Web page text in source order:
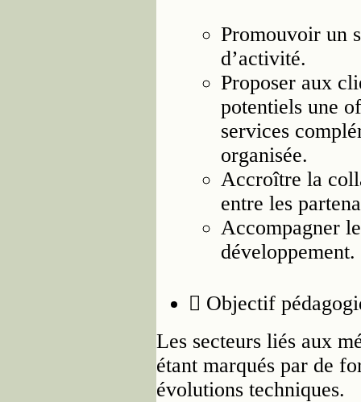
Promouvoir un
d’activité.
Proposer aux
potentiels une
services
organisée.
Accroître la
entre les
Accompagner
développement.
 Objectif
Les secteurs liés aux
étant marqués par de
évolutions techniques.